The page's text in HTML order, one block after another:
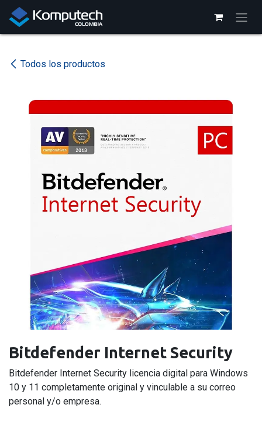
Ir al contenido
Todos los productos
Bitdefender Internet Security
Bitdefender Internet Security licencia digital para Windows
10 y 11 completamente original y vinculable a su correo
personal y/o empresa.